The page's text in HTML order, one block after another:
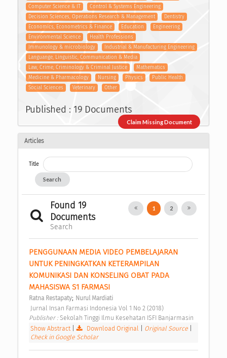
Computer Science & IT
Control & Systems Engineering
Decision Sciences, Operations Research & Management
Dentistry
Economics, Econometrics & Finance
Education
Engineering
Environmental Science
Health Professions
Immunology & microbiology
Industrial & Manufacturing Engineering
Languange, Linguistic, Communication & Media
Law, Crime, Criminology & Criminal Justice
Mathematics
Medicine & Pharmacology
Nursing Physics
Public Health
Social Sciences
Veterinary Other
Published : 19 Documents
Claim Missing Document
Articles
Title
Search
Found 19
Documents
Search
1 2
PENGGUNAAN MEDIA VIDEO PEMBELAJARAN
UNTUK PENINGKATKAN KETERAMPILAN
KOMUNIKASI DAN KONSELING OBAT PADA
MAHASISWA S1 FARMASI
Ratna Restapaty; Nurul Mardiati
Jurnal Insan Farmasi Indonesia Vol 1 No 2 (2018)
Publisher : Sekolah Tinggi Ilmu Kesehatan ISFI Banjarmasin
Show Abstract
Download Original Original Source
Check in Google Scholar